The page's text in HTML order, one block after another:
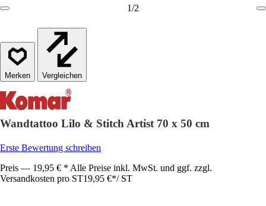
1/2
Vergleichen
Wandtattoo Lilo & Stitch Artist 70 x 50 cm
Erste Bewertung schreiben
Preis — 19,95 € * Alle Preise inkl. MwSt. und ggf. zzgl.
Versandkosten pro ST19,95 €*/ ST